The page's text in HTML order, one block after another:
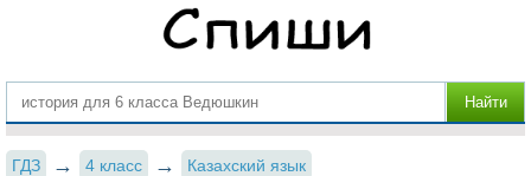
ГДЗ 4 класс Казахский язык